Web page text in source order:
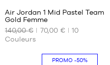
NOS
TAILLES
DISPONIBLES
Air Jordan 1 Mid Pastel Team
Gold Femme
140,00 €
70,00 €
10
Couleurs
PROMO-50%